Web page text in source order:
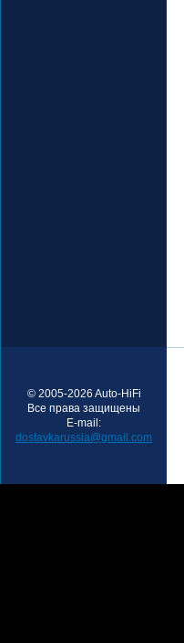
© 2005-2026 Auto-HiFi
Все права защищены
E-mail:
dostavkarussia@gmail.com